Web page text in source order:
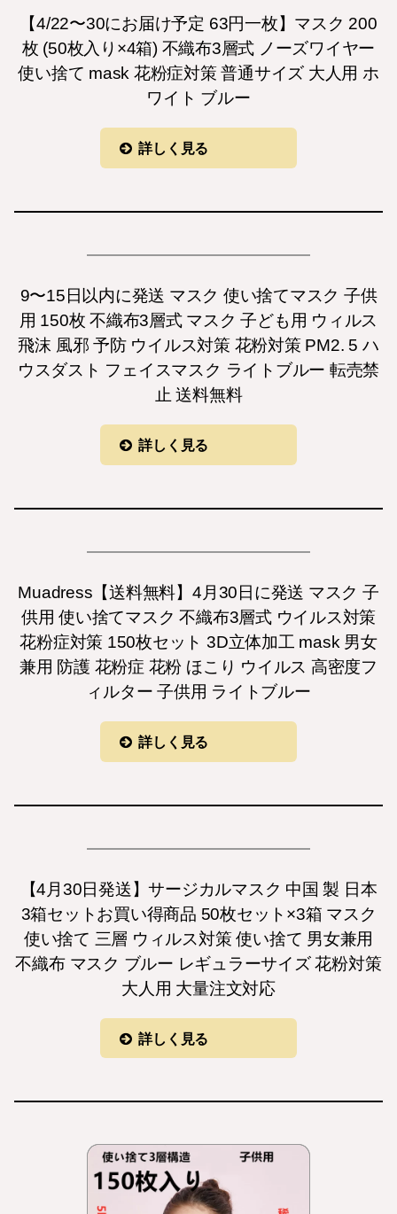
【4/22〜30にお届け予定 63円一枚】マスク 200
枚 (50枚入り×4箱) 不織布3層式 ノーズワイヤー
使い捨て mask 花粉症対策 普通サイズ 大人用 ホ
ワイト ブルー
詳しく見る
9〜15日以内に発送 マスク 使い捨てマスク 子供
用 150枚 不織布3層式 マスク 子ども用 ウィルス
飛沫 風邪 予防 ウイルス対策 花粉対策 PM2. 5 ハ
ウスダスト フェイスマスク ライトブルー 転売禁
止 送料無料
詳しく見る
Muadress【送料無料】4月30日に発送 マスク 子
供用 使い捨てマスク 不織布3層式 ウイルス対策
花粉症対策 150枚セット 3D立体加工 mask 男女
兼用 防護 花粉症 花粉 ほこり ウイルス 高密度フ
ィルター 子供用 ライトブルー
詳しく見る
【4月30日発送】サージカルマスク 中国 製 日本
3箱セットお買い得商品 50枚セット×3箱 マスク
使い捨て 三層 ウィルス対策 使い捨て 男女兼用
不織布 マスク ブルー レギュラーサイズ 花粉対策
大人用 大量注文対応
詳しく見る